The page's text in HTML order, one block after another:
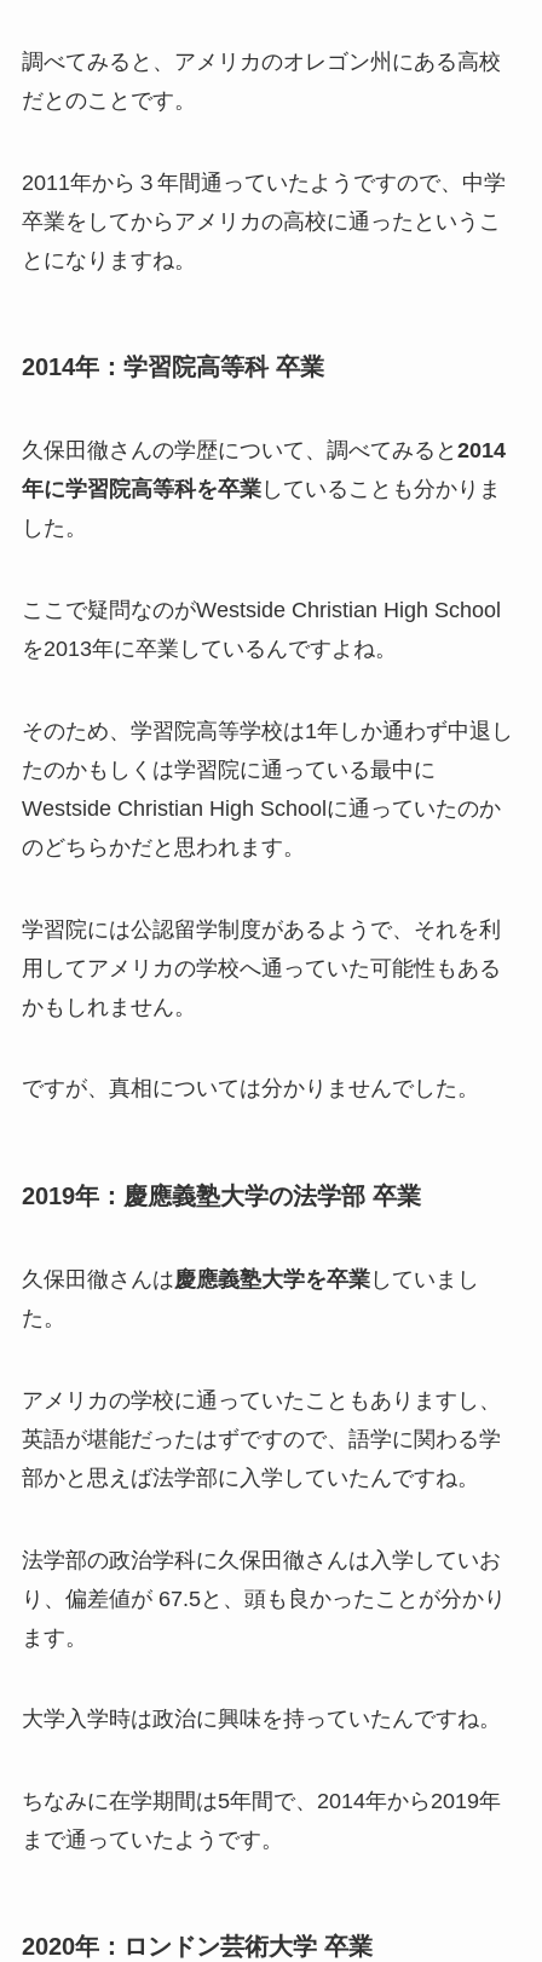
調べてみると、アメリカのオレゴン州にある高校
だとのことです。
2011年から３年間通っていたようですので、中学
卒業をしてからアメリカの高校に通ったというこ
とになりますね。
2014年：学習院高等科 卒業
久保田徹さんの学歴について、調べてみると 2014
年に学習院高等科を卒業していることも分かりま
した。
ここで疑問なのがWestside Christian High School
を2013年に卒業しているんですよね。
そのため、学習院高等学校は1年しか通わず中退し
たのかもしくは学習院に通っている最中に
Westside Christian High Schoolに通っていたのか
のどちらかだと思われます。
学習院には公認留学制度があるようで、それを利
用してアメリカの学校へ通っていた可能性もある
かもしれません。
ですが、真相については分かりませんでした。
2019年：慶應義塾大学の法学部 卒業
久保田徹さんは慶應義塾大学を卒業していまし
た。
アメリカの学校に通っていたこともありますし、
英語が堪能だったはずですので、語学に関わる学
部かと思えば法学部に入学していたんですね。
法学部の政治学科に久保田徹さんは入学していお
り、偏差値が 67.5と、頭も良かったことが分かり
ます。
大学入学時は政治に興味を持っていたんですね。
ちなみに在学期間は5年間で、2014年から2019年
まで通っていたようです。
2020年：ロンドン芸術大学 卒業